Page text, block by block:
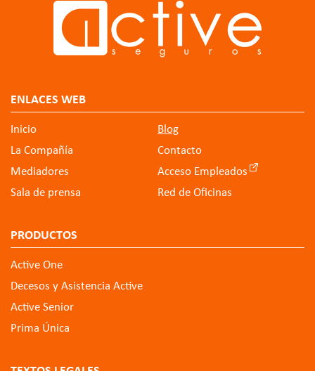
ENLACES WEB
Inicio
La Compañía
Mediadores
Sala de prensa
Blog
Contacto
Acceso Empleados
Red de Oficinas
PRODUCTOS
Active One
Decesos y Asistencia Active
Active Senior
Prima Única